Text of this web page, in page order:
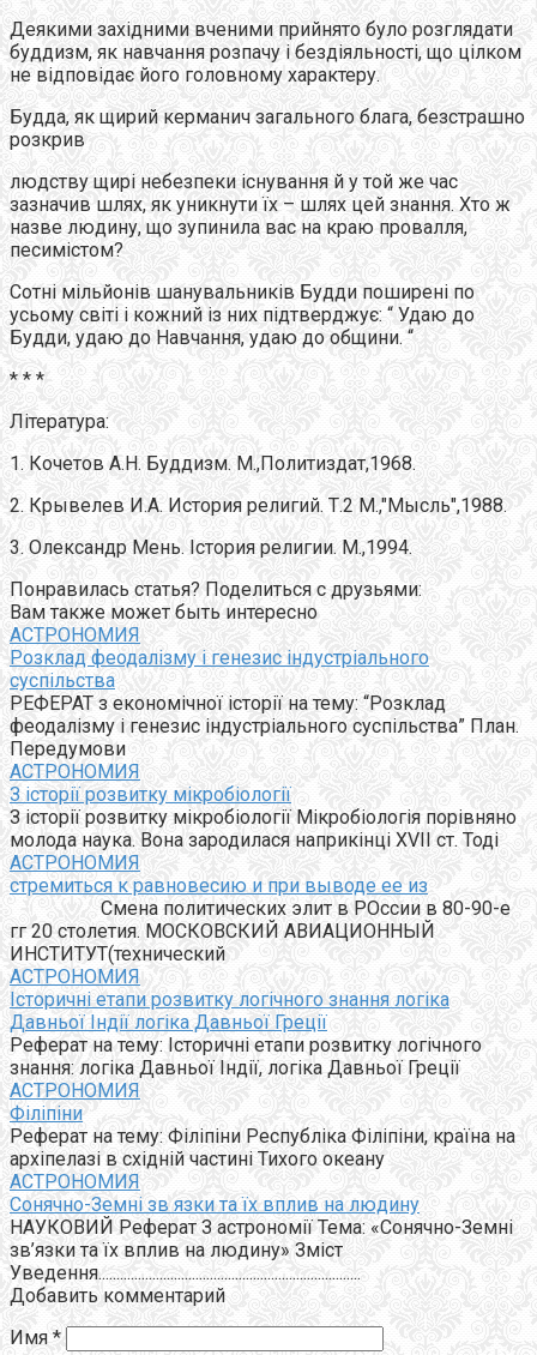
Деякими західними вченими прийнято було розглядати
буддизм, як навчання розпачу і бездіяльності, що цілком
не відповідає його головному характеру.
Будда, як щирий керманич загального блага, безстрашно
розкрив
людству щирі небезпеки існування й у той же час
зазначив шлях, як уникнути їх – шлях цей знання. Хто ж
назве людину, що зупинила вас на краю провалля,
песимістом?
Сотні мільйонів шанувальників Будди поширені по
усьому світі і кожний із них підтверджує: “ Удаю до
Будди, удаю до Навчання, удаю до общини. “
* * *
Література:
1. Кочетов А.Н. Буддизм. М.,Политиздат,1968.
2. Крывелев И.А. История религий. Т.2 М.,"Мысль",1988.
3. Олександр Мень. Істория религии. М.,1994.
Понравилась статья? Поделиться с друзьями:
Вам также может быть интересно
АСТРОНОМИЯ
Розклад феодалізму і генезис індустріального
суспільства
РЕФЕРАТ з економічної історії на тему: “Розклад
феодалізму і генезис індустріального суспільства” План.
Передумови
АСТРОНОМИЯ
З історії розвитку мікробіології
З історії розвитку мікробіології Мікробіологія порівняно
молода наука. Вона зародилася наприкінці XVII ст. Тоді
АСТРОНОМИЯ
стремиться к равновесию и при выводе ее из
Смена политических элит в РОссии в 80-90-е
гг 20 столетия. МОСКОВСКИЙ АВИАЦИОННЫЙ
ИНСТИТУТ(технический
АСТРОНОМИЯ
Історичні етапи розвитку логічного знання логіка
Давньої Індії логіка Давньої Греції
Реферат на тему: Історичні етапи розвитку логічного
знання: логіка Давньої Індії, логіка Давньої Греції
АСТРОНОМИЯ
Філіпіни
Реферат на тему: Філіпіни Республіка Філіпіни, країна на
архіпелазі в східній частині Тихого океану
АСТРОНОМИЯ
Сонячно-Земні зв язки та їх вплив на людину
НАУКОВИЙ Реферат З астрономії Тема: «Сонячно-Земні
зв’язки та їх вплив на людину» Зміст
Уведення.........................................................................
Добавить комментарий
Имя *